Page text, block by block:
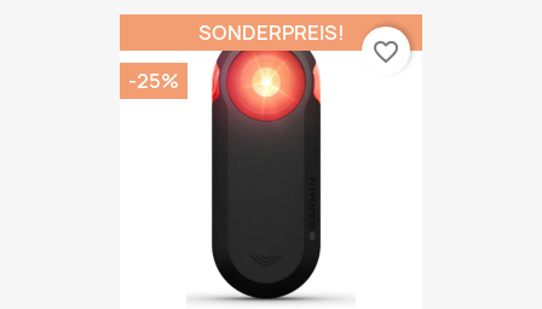
SONDERPREIS!
-25%
favorite_border